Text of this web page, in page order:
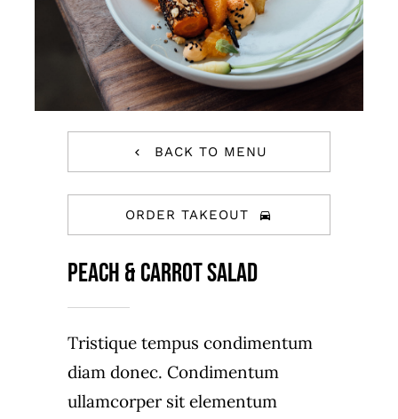
BACK TO MENU
ORDER TAKEOUT
Peach & carrot salad
Tristique tempus condimentum
diam donec. Condimentum
ullamcorper sit elementum